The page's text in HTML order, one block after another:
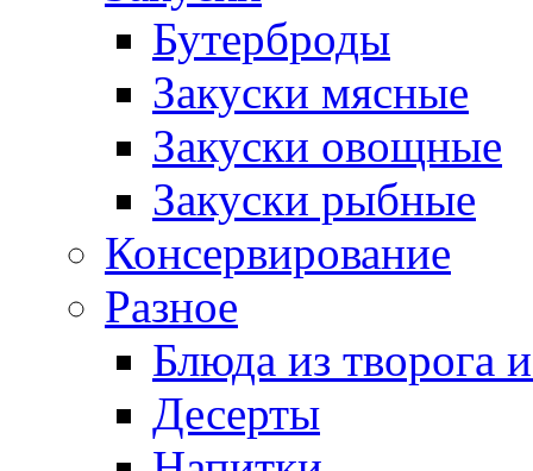
Бутерброды
Закуски мясные
Закуски овощные
Закуски рыбные
Консервирование
Разное
Блюда из творога
Десерты